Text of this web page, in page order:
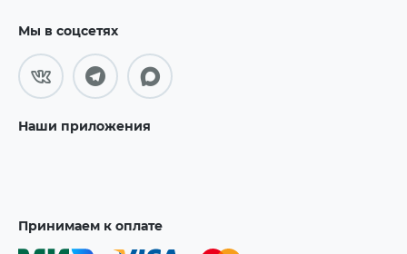
Мы в соцсетях
Наши приложения
Принимаем к оплате